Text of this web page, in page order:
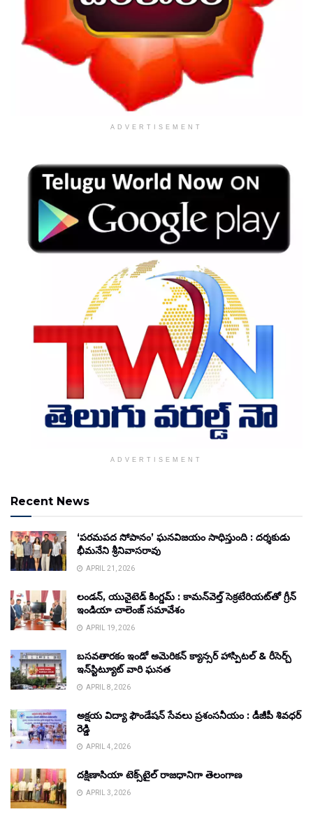
ADVERTISEMENT
ADVERTISEMENT
Recent News
‘పరమపద సోపానం’ ఘనవిజయం సాధిస్తుంది : దర్శకుడు
భీమనేని శ్రీనివాసరావు
APRIL 21, 2026
లండన్, యునైటెడ్ కింగ్డమ్ : కామన్‌వెల్త్ సెక్రటేరియట్‌తో గ్రీన్
ఇండియా చాలెంజ్ సమావేశం
APRIL 19, 2026
బసవతారకం ఇండో అమెరికన్ క్యాన్సర్ హాస్పిటల్ & రీసెర్చ్
ఇన్‌స్టిట్యూట్ వారి ఘనత
APRIL 8, 2026
అక్షయ విద్యా ఫౌండేషన్ సేవలు ప్రశంసనీయం : డీజీపీ శివధర్
రెడ్డి
APRIL 4, 2026
దక్షిణాసియా టెక్స్‌టైల్ రాజధానిగా తెలంగాణ
APRIL 3, 2026